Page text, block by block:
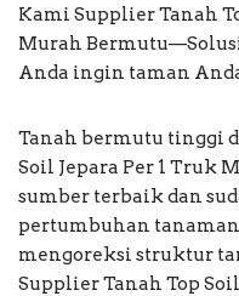
Kami Supplier Tanah
Murah
Anda ingin taman
Tanah bermutu tinggi
Soil Jepara Per 1 Truk
sumber terbaik dan
pertumbuhan
mengoreksi struktur
Supplier Tanah Top